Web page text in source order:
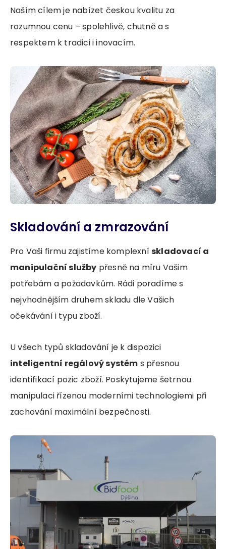
Naším cílem je nabízet českou kvalitu za
rozumnou cenu – spolehlivě, chutně a s
respektem k tradici i inovacím.
Skladování a zmrazování
Pro Vaši firmu zajistíme komplexnískladovací a
manipulační služby přesně na míru Vašim
potřebám a požadavkům. Rádi poradíme s
nejvhodnějším druhem skladu dle Vašich
očekávání i typu zboží.
U všech typů skladování je k dispozici
inteligentní regálový systém s přesnou
identifikací pozic zboží. Poskytujeme šetrnou
manipulaci řízenou moderními technologiemi při
zachování maximální bezpečnosti.